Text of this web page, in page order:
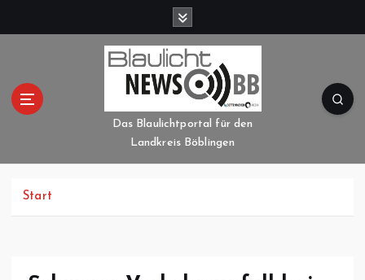
Das Blaulichtportal für den
Landkreis Böblingen
Start